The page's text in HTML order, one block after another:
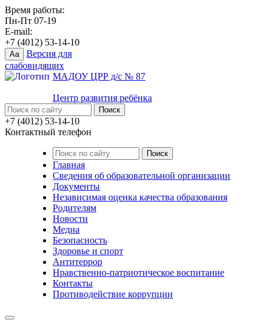
Время работы:
Пн-Пт 07-19
E-mail:
+7 (4012) 53-14-10
Aa
Версия для
слабовидящих
МАДОУ ЦРР д/с № 87
Центр развития ребёнка
+7 (4012) 53-14-10
Контактный телефон
Главная
Сведения об образовательной организации
Документы
Независимая оценка качества образования
Родителям
Новости
Медиа
Безопасность
Здоровье и спорт
Антитеррор
Нравственно-патриотическое воспитание
Контакты
Противодействие коррупции